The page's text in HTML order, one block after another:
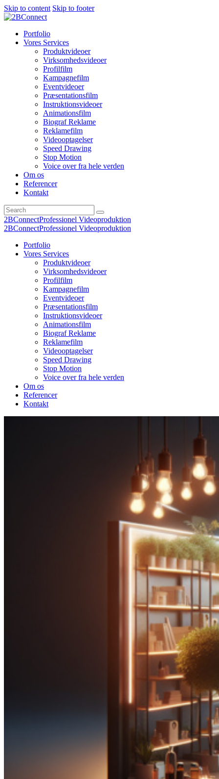
Skip to content Skip to footer
Portfolio
Vores Services
Produktvideoer
Virksomhedsvideoer
Profilfilm
Kampagnefilm
Eventvideoer
Præsentationsfilm
Instruktionsvideoer
Animationsfilm
Biograf Reklame
Reklamefilm
Videooptagelser
Speed Drawing
Stop Motion
Voice over fra hele verden
Om os
Referencer
Kontakt
2BConnectProfessionel Videoproduktion
2BConnectProfessionel Videoproduktion
Portfolio
Vores Services
Produktvideoer
Virksomhedsvideoer
Profilfilm
Kampagnefilm
Eventvideoer
Præsentationsfilm
Instruktionsvideoer
Animationsfilm
Biograf Reklame
Reklamefilm
Videooptagelser
Speed Drawing
Stop Motion
Voice over fra hele verden
Om os
Referencer
Kontakt